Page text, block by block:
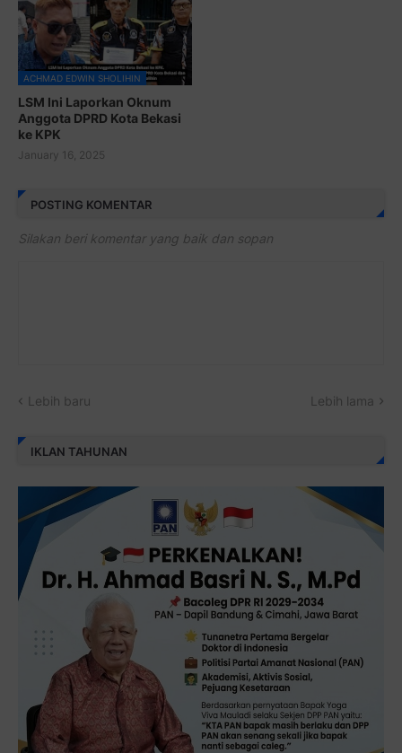
ACHMAD EDWIN SHOLIHIN
LSM Ini Laporkan Oknum
Anggota DPRD Kota Bekasi
ke KPK
January 16, 2025
POSTING KOMENTAR
Silakan beri komentar yang baik dan sopan
Lebih baru Lebih lama
IKLAN TAHUNAN